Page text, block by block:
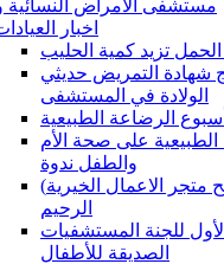
مستشفى الامراض النسائية
اخبار
الحمل تزيد كمية الحليب
شهادة التمريض حديثي
الولادة في المستشفى
أسبوع الرضاعة الطبيعية
الطبيعية على صحة الأم
والطفل ندوة
(فتح متجر الاعمال الخيرية )فتح متجر اليد
الرحيم
للجنة المستشفيات
الصديقة للأطفال